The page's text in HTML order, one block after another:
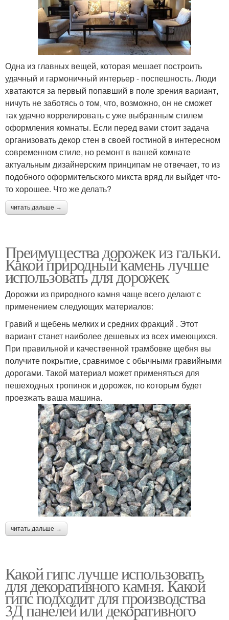
Одна из главных вещей, которая мешает построить
удачный и гармоничный интерьер - поспешность. Люди
хватаются за первый попавший в поле зрения вариант,
ничуть не заботясь о том, что, возможно, он не сможет
так удачно коррелировать с уже выбранным стилем
оформления комнаты. Если перед вами стоит задача
организовать декор стен в своей гостиной в интересном
современном стиле, но ремонт в вашей комнате
актуальным дизайнерским принципам не отвечает, то из
подобного оформительского микста вряд ли выйдет что-
то хорошее. Что же делать?
читать дальше →
Преимущества дорожек из гальки.
Какой природный камень лучше
использовать для дорожек
Дорожки из природного камня чаще всего делают с
применением следующих материалов:
Гравий и щебень мелких и средних фракций . Этот
вариант станет наиболее дешевых из всех имеющихся.
При правильной и качественной трамбовке щебня вы
получите покрытие, сравнимое с обычными гравийными
дорогами. Такой материал может применяться для
пешеходных тропинок и дорожек, по которым будет
проезжать ваша машина.
читать дальше →
Какой гипс лучше использовать
для декоративного камня. Какой
гипс подходит для производства
3Д панелей или декоративного